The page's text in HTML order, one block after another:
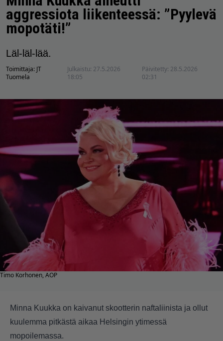
aggressiota liikenteessä: ”Pyylevä
mopotäti!”
Läl-läl-lää.
Toimittaja: JT
Tuomela
Julkaistu: 27.5.2026
18:05
Päivitetty: 28.5.2026
02:31
Timo Korhonen, AOP
Minna Kuukka on kaivanut skootterin naftaliinista ja ollut
kuulemma pitkästä aikaa Helsingin ytimessä
mopoilemassa.